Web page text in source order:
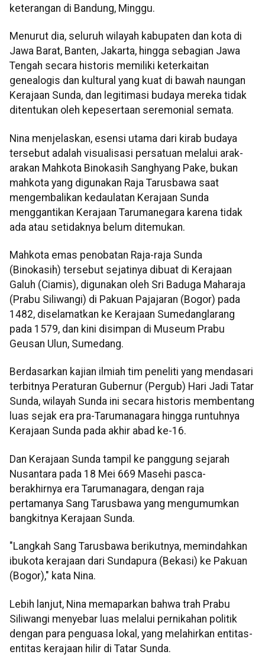
keterangan di Bandung, Minggu.
Menurut dia, seluruh wilayah kabupaten dan kota di
Jawa Barat, Banten, Jakarta, hingga sebagian Jawa
Tengah secara historis memiliki keterkaitan
genealogis dan kultural yang kuat di bawah naungan
Kerajaan Sunda, dan legitimasi budaya mereka tidak
ditentukan oleh kepesertaan seremonial semata.
Nina menjelaskan, esensi utama dari kirab budaya
tersebut adalah visualisasi persatuan melalui arak-
arakan Mahkota Binokasih Sanghyang Pake, bukan
mahkota yang digunakan Raja Tarusbawa saat
mengembalikan kedaulatan Kerajaan Sunda
menggantikan Kerajaan Tarumanegara karena tidak
ada atau setidaknya belum ditemukan.
Mahkota emas penobatan Raja-raja Sunda
(Binokasih) tersebut sejatinya dibuat di Kerajaan
Galuh (Ciamis), digunakan oleh Sri Baduga Maharaja
(Prabu Siliwangi) di Pakuan Pajajaran (Bogor) pada
1482, diselamatkan ke Kerajaan Sumedanglarang
pada 1579, dan kini disimpan di Museum Prabu
Geusan Ulun, Sumedang.
Berdasarkan kajian ilmiah tim peneliti yang mendasari
terbitnya Peraturan Gubernur (Pergub) Hari Jadi Tatar
Sunda, wilayah Sunda ini secara historis membentang
luas sejak era pra-Tarumanagara hingga runtuhnya
Kerajaan Sunda pada akhir abad ke-16.
Dan Kerajaan Sunda tampil ke panggung sejarah
Nusantara pada 18 Mei 669 Masehi pasca-
berakhirnya era Tarumanagara, dengan raja
pertamanya Sang Tarusbawa yang mengumumkan
bangkitnya Kerajaan Sunda.
"Langkah Sang Tarusbawa berikutnya, memindahkan
ibukota kerajaan dari Sundapura (Bekasi) ke Pakuan
(Bogor)," kata Nina.
Lebih lanjut, Nina memaparkan bahwa trah Prabu
Siliwangi menyebar luas melalui pernikahan politik
dengan para penguasa lokal, yang melahirkan entitas-
entitas kerajaan hilir di Tatar Sunda.